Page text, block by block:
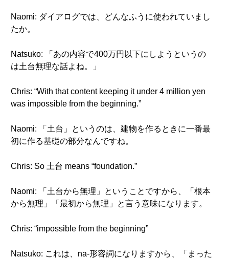
Naomi: ダイアログでは、どんなふうに使われていまし
たか。
Natsuko: 「あの内容で400万円以下にしようというの
は土台無理な話よね。」
Chris: “With that content keeping it under 4 million yen
was impossible from the beginning.”
Naomi: 「土台」というのは、建物を作るときに一番最
初に作る基礎の部分なんですね。
Chris: So 土台 means “foundation.”
Naomi: 「土台から無理」ということですから、「根本
から無理」「最初から無理」と言う意味になります。
Chris: “impossible from the beginning”
Natsuko: これは、na-形容詞になりますから、「まった